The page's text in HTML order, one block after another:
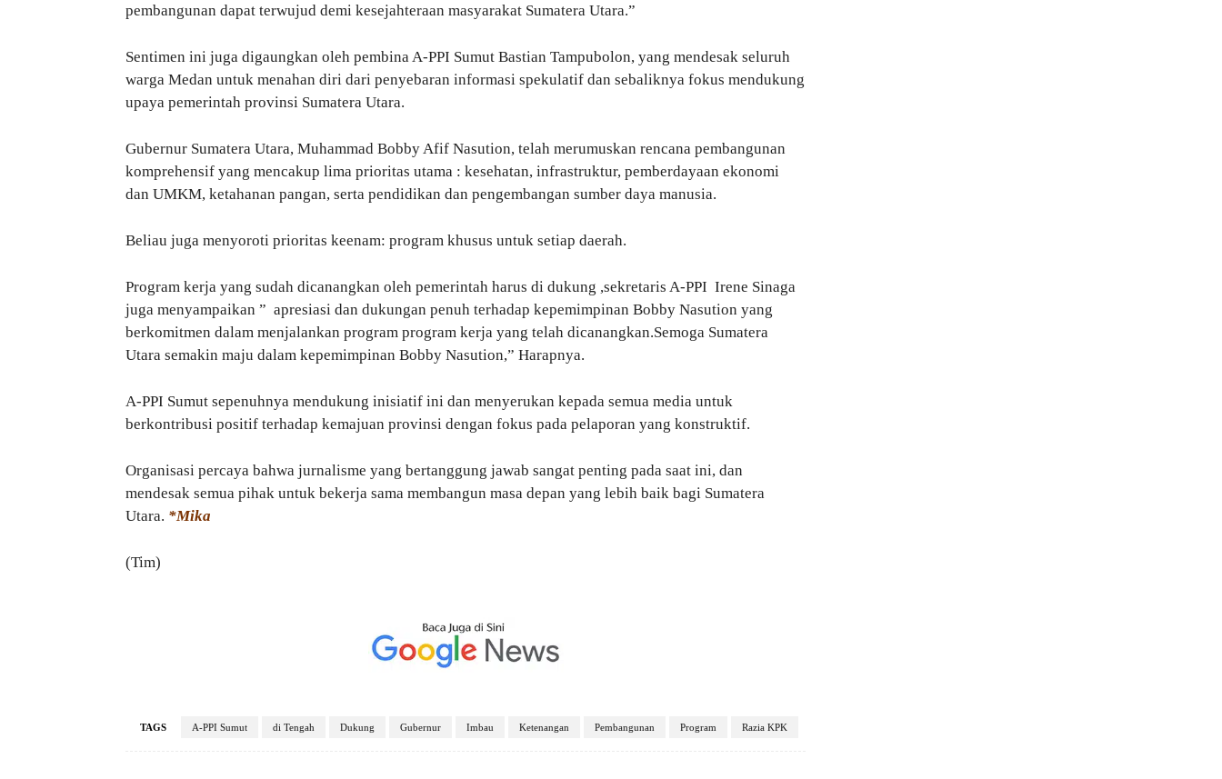
pembangunan dapat terwujud demi kesejahteraan masyarakat Sumatera Utara.”
Sentimen ini juga digaungkan oleh pembina A-PPI Sumut Bastian Tampubolon, yang mendesak seluruh
warga Medan untuk menahan diri dari penyebaran informasi spekulatif dan sebaliknya fokus mendukung
upaya pemerintah provinsi Sumatera Utara.
Gubernur Sumatera Utara, Muhammad Bobby Afif Nasution, telah merumuskan rencana pembangunan
komprehensif yang mencakup lima prioritas utama : kesehatan, infrastruktur, pemberdayaan ekonomi
dan UMKM, ketahanan pangan, serta pendidikan dan pengembangan sumber daya manusia.
Beliau juga menyoroti prioritas keenam: program khusus untuk setiap daerah.
Program kerja yang sudah dicanangkan oleh pemerintah harus di dukung ,sekretaris A-PPI Irene Sinaga
juga menyampaikan ” apresiasi dan dukungan penuh terhadap kepemimpinan Bobby Nasution yang
berkomitmen dalam menjalankan program program kerja yang telah dicanangkan.Semoga Sumatera
Utara semakin maju dalam kepemimpinan Bobby Nasution,” Harapnya.
A-PPI Sumut sepenuhnya mendukung inisiatif ini dan menyerukan kepada semua media untuk
berkontribusi positif terhadap kemajuan provinsi dengan fokus pada pelaporan yang konstruktif.
Organisasi percaya bahwa jurnalisme yang bertanggung jawab sangat penting pada saat ini, dan
mendesak semua pihak untuk bekerja sama membangun masa depan yang lebih baik bagi Sumatera
Utara. *Mika
(Tim)
TAGS A-PPI Sumut di Tengah Dukung Gubernur Imbau Ketenangan Pembangunan Program Razia KPK